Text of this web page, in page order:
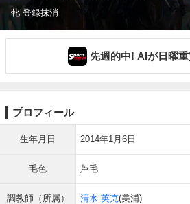
牝 登録抹消
先週的中! AIが日曜
プロフィール
生年月日 2014年1月6日
毛色 芦毛
調教師（所属） 清水 英克(美浦)